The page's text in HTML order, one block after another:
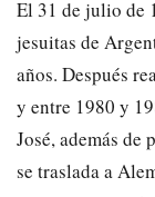
El 31 de julio de
jesuitas de
años. Después
y entre 1980 y
José, además de
se traslada a